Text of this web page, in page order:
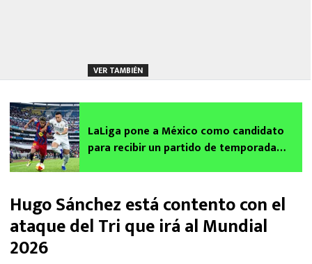
VER TAMBIÉN
LaLiga pone a México como candidato
para recibir un partido de temporada
Hugo Sánchez está contento con el
ataque del Tri que irá al Mundial
2026